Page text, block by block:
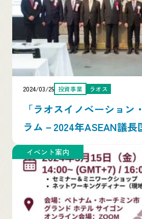
2024/03/25 投資事業 ラオス
「ラオスイノベーション
ラム－2024年ASEAN議長
イベント案内